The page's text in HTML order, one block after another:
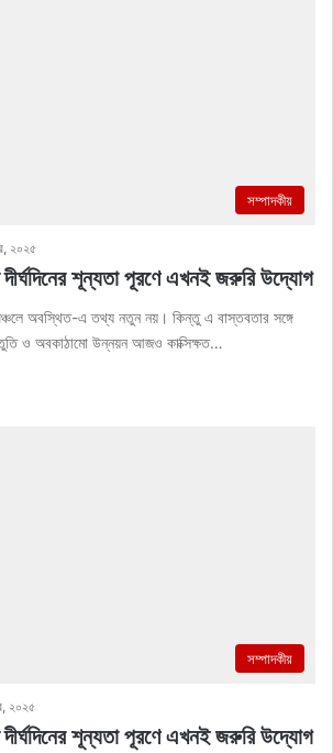
সম্পাদকীয়
২০২৫
শূন্যতা পূরণে এখনই জরুরি উদ্যোগ
অবস্থিত-এ তথ্য নতুন নয়। কিন্তু এ বাস্তবতার সঙ্গে
ও অবকাঠামো উন্নয়ন আজও কাক্সিক্ষত…
সম্পাদকীয়
২০২৫
শূন্যতা পূরণে এখনই জরুরি উদ্যোগ